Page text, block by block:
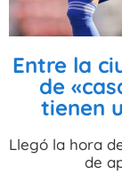
Entre la
de
tienen
Llegó la hora
de